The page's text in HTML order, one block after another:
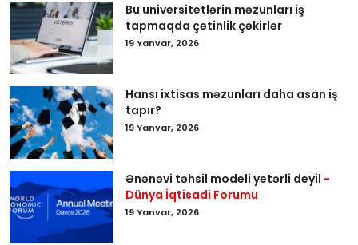
Bu universitetlərin məzunları iş
tapmaqda çətinlik çəkirlər
19 Yanvar, 2026
Hansı ixtisas məzunları daha asan iş
tapır?
19 Yanvar, 2026
Ənənəvi təhsil modeli yetərli deyil -
Dünya İqtisadi Forumu
19 Yanvar, 2026